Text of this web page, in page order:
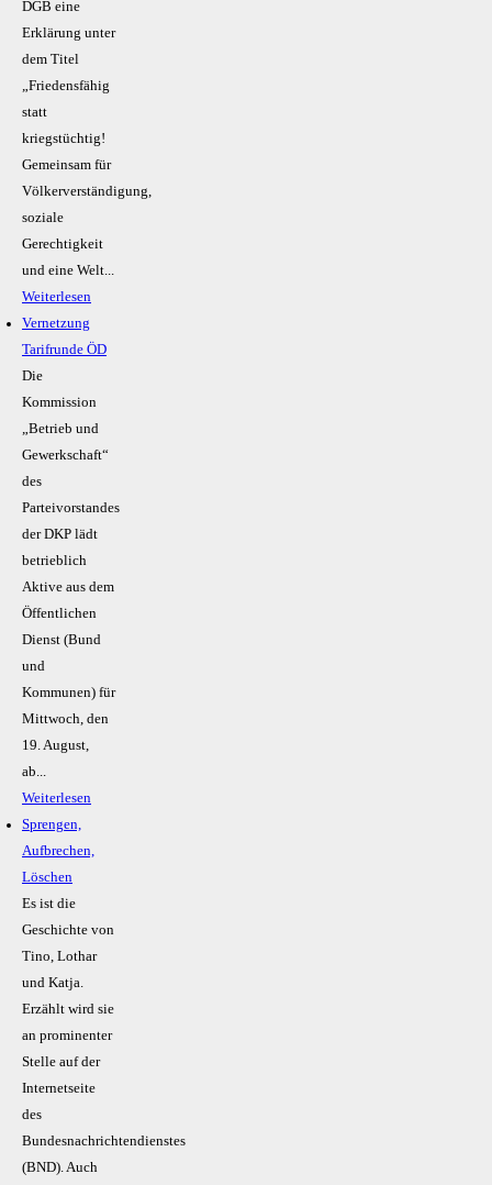
DGB eine
Erklärung unter
dem Titel
„Friedensfähig
statt
kriegstüchtig!
Gemeinsam für
Völkerverständigung,
soziale
Gerechtigkeit
und eine Welt...
Weiterlesen
Vernetzung
Tarifrunde ÖD
Die
Kommission
„Betrieb und
Gewerkschaft“
des
Parteivorstandes
der DKP lädt
betrieblich
Aktive aus dem
Öffentlichen
Dienst (Bund
und
Kommunen) für
Mittwoch, den
19. August,
ab...
Weiterlesen
Sprengen,
Aufbrechen,
Löschen
Es ist die
Geschichte von
Tino, Lothar
und Katja.
Erzählt wird sie
an prominenter
Stelle auf der
Internetseite
des
Bundesnachrichtendienstes
(BND). Auch